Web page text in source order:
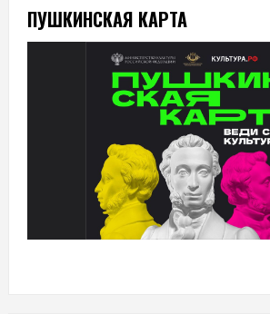
ПУШКИНСКАЯ КАРТА